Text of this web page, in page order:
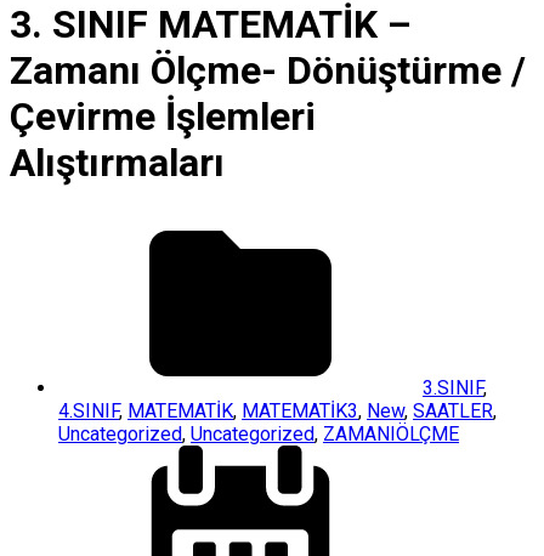
3. SINIF MATEMATİK –
Zamanı Ölçme- Dönüştürme /
Çevirme İşlemleri
Alıştırmaları
3.SINIF,
4.SINIF, MATEMATİK, MATEMATİK3, New, SAATLER,
Uncategorized, Uncategorized, ZAMANIÖLÇME